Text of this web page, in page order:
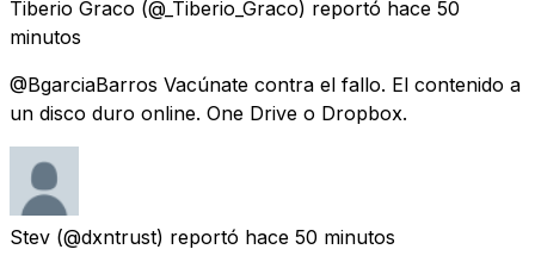
Tiberio Graco (@_Tiberio_Graco) reportó hace 50
minutos
@BgarciaBarros Vacúnate contra el fallo. El contenido a
un disco duro online. One Drive o Dropbox.
Stev (@dxntrust) reportó hace 50 minutos